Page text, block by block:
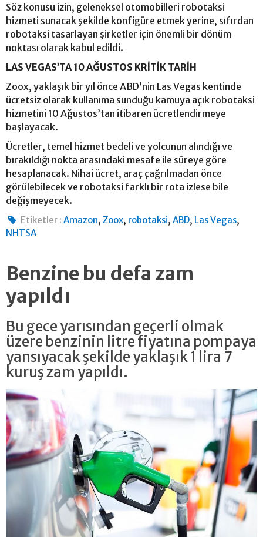
Söz konusu izin, geleneksel otomobilleri robotaksi
hizmeti sunacak şekilde konfigüre etmek yerine, sıfırdan
robotaksi tasarlayan şirketler için önemli bir dönüm
noktası olarak kabul edildi.
LAS VEGAS’TA 10 AĞUSTOS KRİTİK TARİH
Zoox, yaklaşık bir yıl önce ABD’nin Las Vegas kentinde
ücretsiz olarak kullanıma sunduğu kamuya açık robotaksi
hizmetini 10 Ağustos’tan itibaren ücretlendirmeye
başlayacak.
Ücretler, temel hizmet bedeli ve yolcunun alındığı ve
bırakıldığı nokta arasındaki mesafe ile süreye göre
hesaplanacak. Nihai ücret, araç çağrılmadan önce
görülebilecek ve robotaksi farklı bir rota izlese bile
değişmeyecek.
Etiketler : Amazon,Zoox, robotaksi,ABD, Las Vegas,
NHTSA
Benzine bu defa zam
yapıldı
Bu gece yarısından geçerli olmak
üzere benzinin litre fiyatına pompaya
yansıyacak şekilde yaklaşık 1 lira 7
kuruş zam yapıldı.